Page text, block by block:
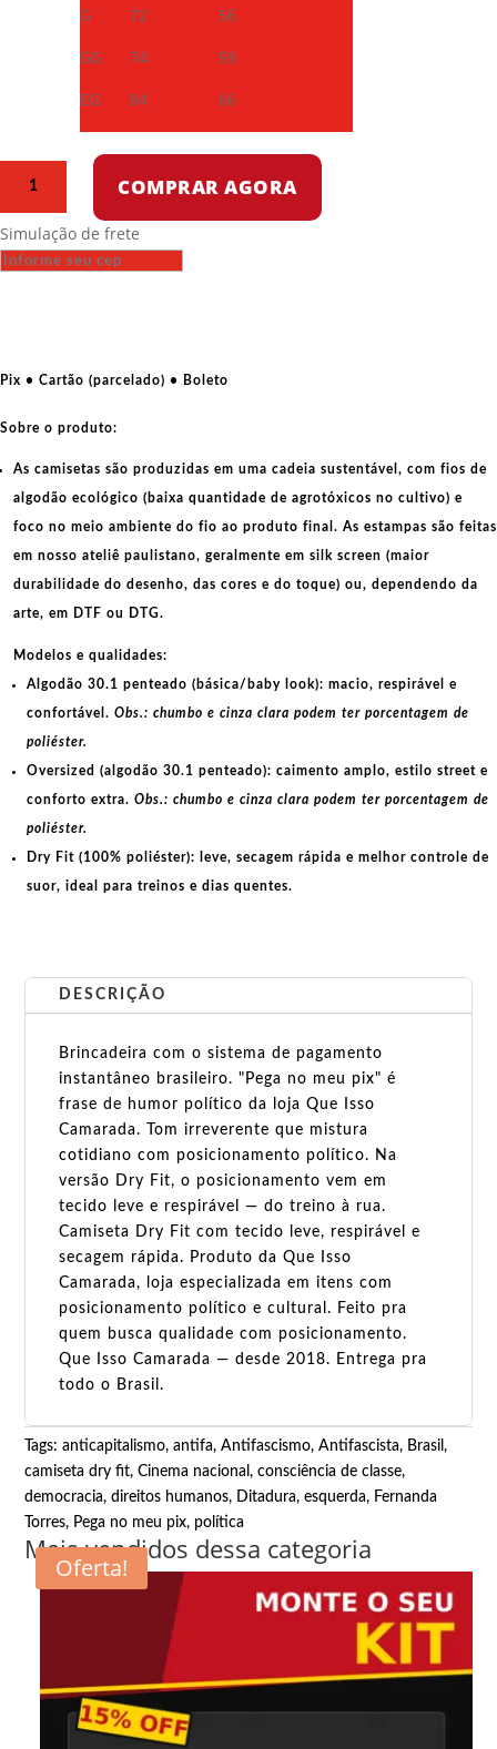
G
72
56
GG
74
59
EG
84 66
-
Pega
quantidade
COMPRAR AGORA
Simulação de frete
Pix • Cartão (parcelado) • Boleto
Sobre o produto:
As camisetas são produzidas em uma cadeia sustentável, com fios de
algodão ecológico (baixa quantidade de agrotóxicos no cultivo) e
foco no meio ambiente do fio ao produto final. As estampas são feitas
em nosso ateliê paulistano, geralmente em silk screen (maior
durabilidade do desenho, das cores e do toque) ou, dependendo da
arte, em DTF ou DTG.
Modelos e qualidades:
Algodão 30.1 penteado (básica/baby look): macio, respirável e
confortável. Obs.: chumbo e cinza clara podem ter porcentagem de
poliéster.
Oversized (algodão 30.1 penteado): caimento amplo, estilo street e
conforto extra. Obs.: chumbo e cinza clara podem ter porcentagem de
poliéster.
Dry Fit (100% poliéster): leve, secagem rápida e melhor controle de
suor, ideal para treinos e dias quentes.
DESCRIÇÃO
Brincadeira com o sistema de pagamento
instantâneo brasileiro. "Pega no meu pix" é
frase de humor político da loja Que Isso
Camarada. Tom irreverente que mistura
cotidiano com posicionamento político. Na
versão Dry Fit, o posicionamento vem em
tecido leve e respirável — do treino à rua.
Camiseta Dry Fit com tecido leve, respirável e
secagem rápida. Produto da Que Isso
Camarada, loja especializada em itens com
posicionamento político e cultural. Feito pra
quem busca qualidade com posicionamento.
Que Isso Camarada — desde 2018. Entrega pra
todo o Brasil.
Tags:anticapitalismo,antifa,Antifascismo,Antifascista, Brasil,
camiseta dry fit,Cinema nacional,consciência de classe,
democracia,direitos humanos, Ditadura,esquerda, Fernanda
Torres, Pega no meu pix, política
Mais vendidos dessa categoria
Oferta!